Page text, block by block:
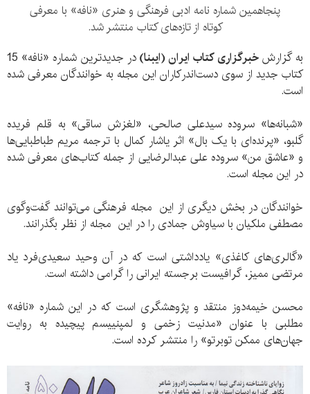
پنجاهمین شماره نامه ادبی فرهنگی و هنری «نافه» با معرفی
کوتاه از تازه‌های کتاب منتشر شد.
به گزارشخبرگزاری کتاب ایران (ایبنا)
در جدیدترین شماره «نافه» 15
کتاب جدید از سوی دست‌اندرکاران این مجله به خوانندگان معرفی شده
است.
«شبانه‌ها» سروده سید‌علی صالحی، «لغزش ساقی» به قلم فریده
گلبو، «پرنده‌ای با یک بال» اثر یاشار کمال با ترجمه مریم طباطبایی‌ها
و «عاشق من» سروده علی عبدالرضایی از جمله کتاب‌های معرفی شده
در این مجله است.
خوانندگان در بخش دیگری از این مجله فرهنگی می‌توانند گفت‌وگوی
مصطفی ملکیان با سیاوش جمادی را در این مجله از نظر بگذرانند.
«گالری‌های کاغذی» یادداشتی است که در آن وحید سعیدی‌فرد یاد
مرتضی ممیز، گرافیست برجسته ایرانی را گرامی داشته است.
محسن خیمه‌دوز منتقد و پژوهشگری است که در این شماره «نافه»
مطلبی با عنوان «مدنیت زخمی و لمپنییسم پیچیده به روایت
جهان‌های ممکن توبرتو» را منتشر کرده است.